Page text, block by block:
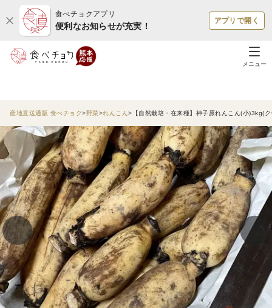
食べチョクアプリ
便利なお知らせが充実！
アプリで開く
メニュー
産地直送通販 食べチョク 野菜 れんこん 【自然栽培・在来種】神子原れんこん(小)3kg(